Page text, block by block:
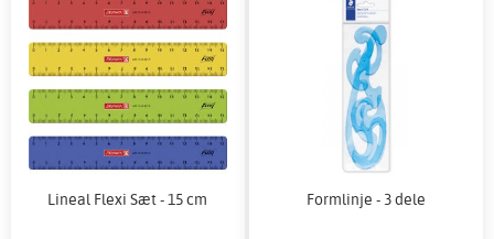
Lineal Flexi Sæt - 15 cm Formlinje - 3 dele